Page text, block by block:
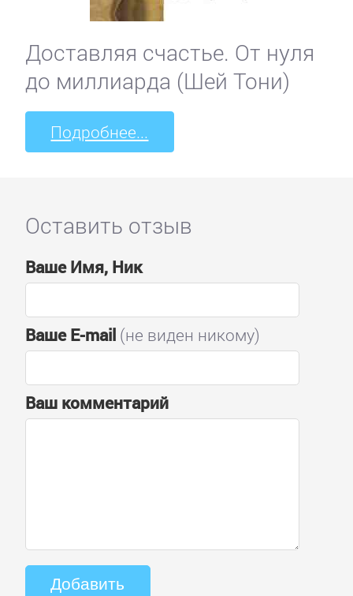
Доставляя счастье. От нуля
до миллиарда (Шей Тони)
Подробнее...
Оставить отзыв
Ваше Имя, Ник
Ваше E-mail(не виден никому)
Ваш комментарий